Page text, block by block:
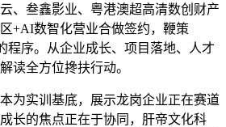
、叁鑫影业、粤港澳超高清数创财产
+AI数智化营业合做签约，鞭策
程序。从企业成长、项目落地、人才
读全方位搀扶行动。
实训基底，展示龙岗企业正在赛道
长的焦点正在于协同，肝帝文化科